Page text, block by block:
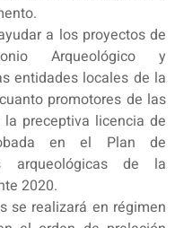
a los proyectos de
Arqueológico y
entidades locales de la
promotores de las
preceptiva licencia de
en el Plan de
arqueológicas de la
2020.
se realizará en régimen